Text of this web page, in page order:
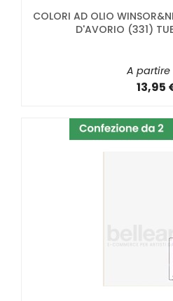
COLORI AD OLIO
D'AVORIO (331)
A
13,95